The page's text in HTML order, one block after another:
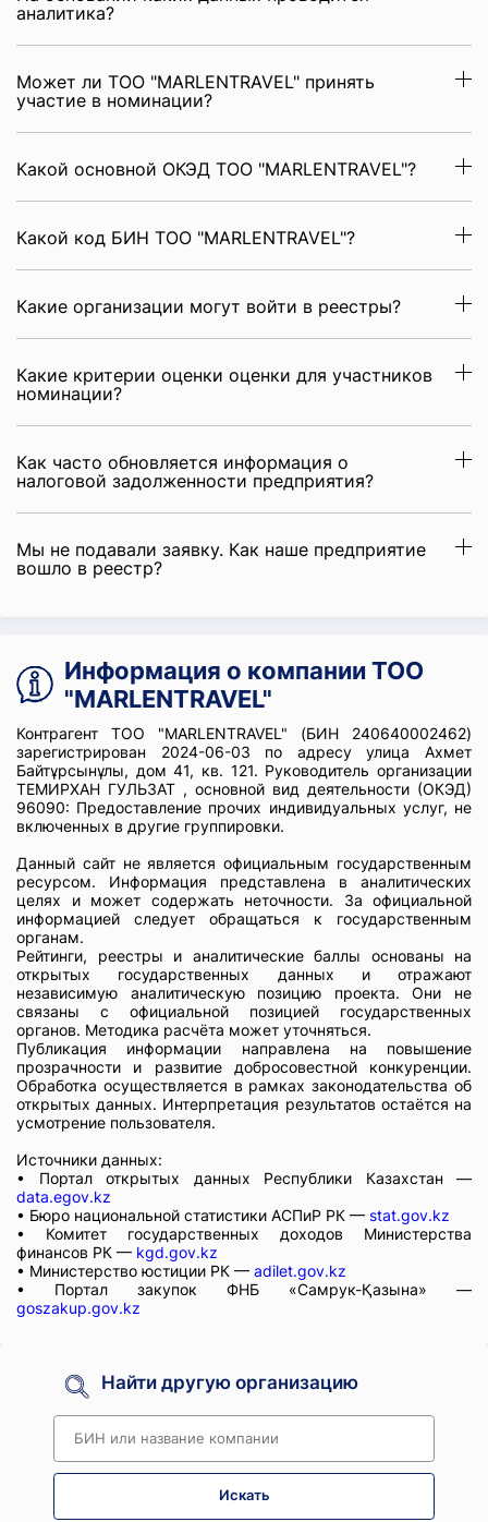
аналитика?
Может ли ТОО "MARLENTRAVEL" принять
участие в номинации?
Какой основной ОКЭД ТОО "MARLENTRAVEL"?
Какой код БИН ТОО "MARLENTRAVEL"?
Какие организации могут войти в реестры?
Какие критерии оценки оценки для участников
номинации?
Как часто обновляется информация о
налоговой задолженности предприятия?
Мы не подавали заявку. Как наше предприятие
вошло в реестр?
Информация о компании ТОО
"MARLENTRAVEL"
Контрагент ТОО "MARLENTRAVEL" (БИН 240640002462)
зарегистрирован 2024-06-03 по адресу улица Ахмет
Байтұрсынұлы, дом 41, кв. 121. Руководитель организации
ТЕМИРХАН ГУЛЬЗАТ , основной вид деятельности (ОКЭД)
96090: Предоставление прочих индивидуальных услуг, не
включенных в другие группировки.
Данный сайт не является официальным государственным
ресурсом. Информация представлена в аналитических
целях и может содержать неточности. За официальной
информацией следует обращаться к государственным
органам.
Рейтинги, реестры и аналитические баллы основаны на
открытых государственных данных и отражают
независимую аналитическую позицию проекта. Они не
связаны с официальной позицией государственных
органов. Методика расчёта может уточняться.
Публикация информации направлена на повышение
прозрачности и развитие добросовестной конкуренции.
Обработка осуществляется в рамках законодательства об
открытых данных. Интерпретация результатов остаётся на
усмотрение пользователя.
Источники данных:
• Портал открытых данных Республики Казахстан —
data.egov.kz
• Бюро национальной статистики АСПиР РК — stat.gov.kz
• Комитет государственных доходов Министерства
финансов РК — kgd.gov.kz
• Министерство юстиции РК — adilet.gov.kz
• Портал закупок ФНБ «Самрук-Қазына» —
goszakup.gov.kz
Найти другую организацию
Искать